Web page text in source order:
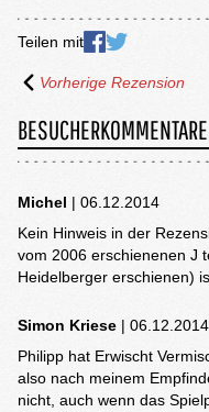
Teilen mit
Vorherige Rezension
BESUCHERKOMMENTARE
Michel | 06.12.2014
Kein Hinweis in der
vom 2006 erschienenen J
Heidelberger erschienen)
Simon Kriese | 06.12.2014
Philipp hat Erwischt
also nach meinem
nicht, auch wenn das